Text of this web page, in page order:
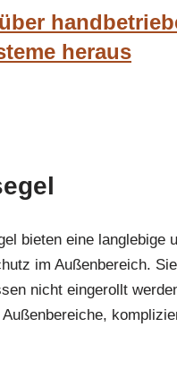
heraus
bieten eine langlebige
im Außenbereich.
nicht eingerollt